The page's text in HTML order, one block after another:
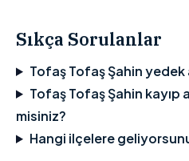
Sıkça Sorulanlar
Tofaş Tofaş Şahin
Tofaş Tofaş Şahin
misiniz?
Hangi ilçelere